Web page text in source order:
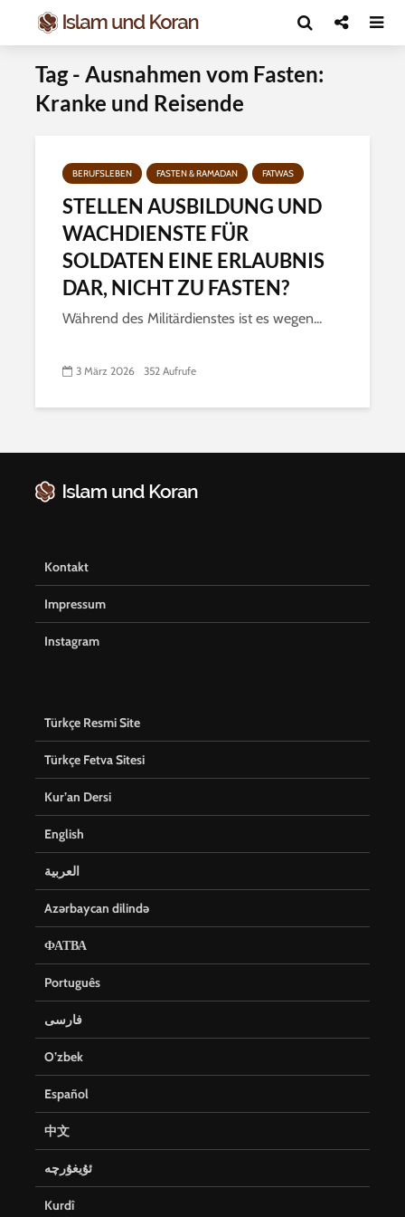
Tag - Ausnahmen vom Fasten:
Kranke und Reisende
BERUFSLEBEN FASTEN & RAMADAN FATWAS
STELLEN AUSBILDUNG UND
WACHDIENSTE FÜR
SOLDATEN EINE ERLAUBNIS
DAR, NICHT ZU FASTEN?
Während des Militärdienstes ist es wegen...
3 März 2026 352 Aufrufe
Kontakt
Impressum
Instagram
Türkçe Resmi Site
Türkçe Fetva Sitesi
Kur’an Dersi
English
العربية
Azərbaycan dilində
ФАТВА
Português
فارسی
O’zbek
Español
中文
ئۇيغۇرچە
Kurdî